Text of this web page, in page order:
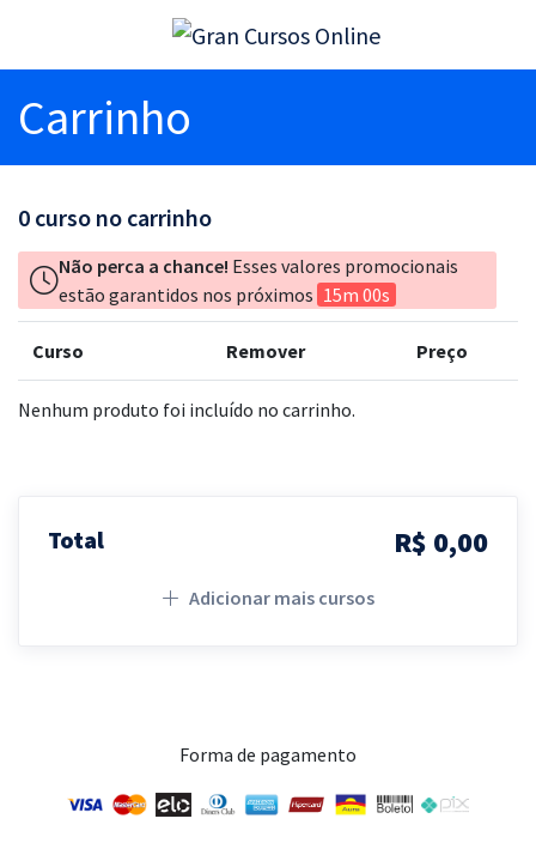
Carrinho
0 curso no carrinho
Não perca a chance! Esses valores promocionais
estão garantidos nos próximos 15m 00s
Curso Remover Preço
Nenhum produto foi incluído no carrinho.
Total R$ 0,00
Adicionar mais cursos
Forma de pagamento